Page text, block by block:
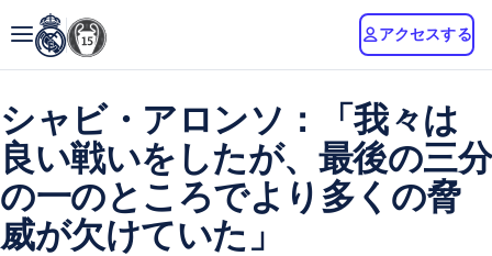
アクセスする
シャビ・アロンソ：「我々は
良い戦いをしたが、最後の三分
の一のところでより多くの脅
威が欠けていた」